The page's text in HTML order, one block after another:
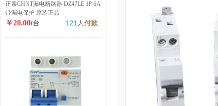
正泰CHNT漏电断路器 DZ47LE 1P 6A
带漏电保护 原装正品
￥20.00/台 121 人付款